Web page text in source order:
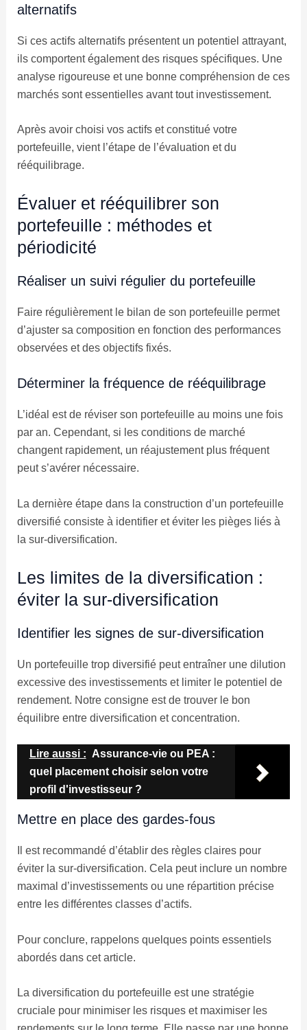
alternatifs
Si ces actifs alternatifs présentent un potentiel attrayant,
ils comportent également des risques spécifiques. Une
analyse rigoureuse et une bonne compréhension de ces
marchés sont essentielles avant tout investissement.
Après avoir choisi vos actifs et constitué votre
portefeuille, vient l’étape de l’évaluation et du
rééquilibrage.
Évaluer et rééquilibrer son
portefeuille : méthodes et
périodicité
Réaliser un suivi régulier du portefeuille
Faire régulièrement le bilan de son portefeuille permet
d’ajuster sa composition en fonction des performances
observées et des objectifs fixés.
Déterminer la fréquence de rééquilibrage
L’idéal est de réviser son portefeuille au moins une fois
par an. Cependant, si les conditions de marché
changent rapidement, un réajustement plus fréquent
peut s’avérer nécessaire.
La dernière étape dans la construction d’un portefeuille
diversifié consiste à identifier et éviter les pièges liés à
la sur-diversification.
Les limites de la diversification :
éviter la sur-diversification
Identifier les signes de sur-diversification
Un portefeuille trop diversifié peut entraîner une dilution
excessive des investissements et limiter le potentiel de
rendement. Notre consigne est de trouver le bon
équilibre entre diversification et concentration.
Lire aussi : Assurance-vie ou PEA :
quel placement choisir selon votre
profil d'investisseur ?
Mettre en place des gardes-fous
Il est recommandé d’établir des règles claires pour
éviter la sur-diversification. Cela peut inclure un nombre
maximal d’investissements ou une répartition précise
entre les différentes classes d’actifs.
Pour conclure, rappelons quelques points essentiels
abordés dans cet article.
La diversification du portefeuille est une stratégie
cruciale pour minimiser les risques et maximiser les